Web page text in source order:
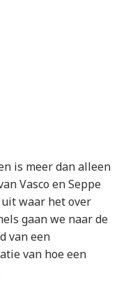
installatie
is meer dan alleen
Vasco en Seppe
waar het over
gaan we naar de
van een
van hoe een